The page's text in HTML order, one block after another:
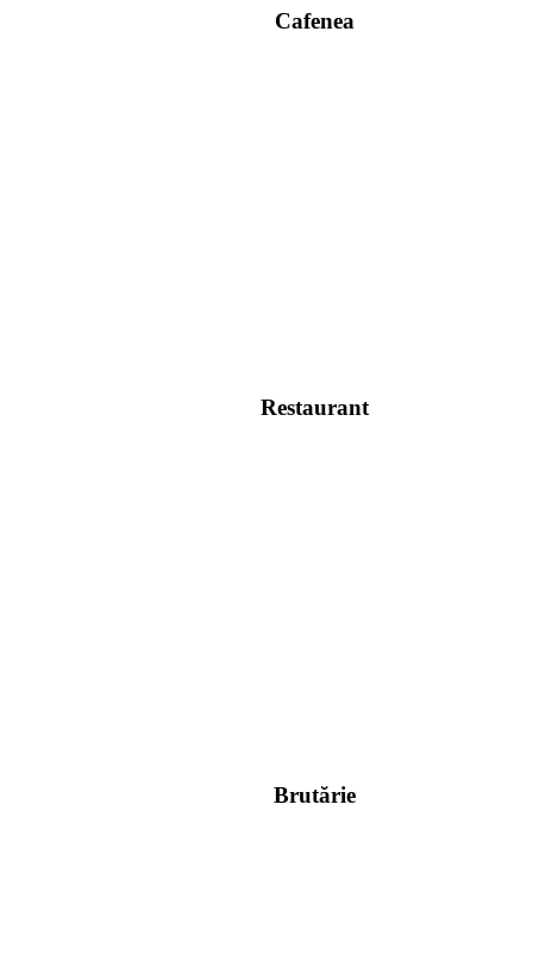
Cafenea
Restaurant
Brutărie